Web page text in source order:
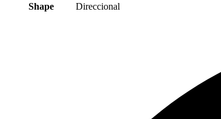
Shape Direccional